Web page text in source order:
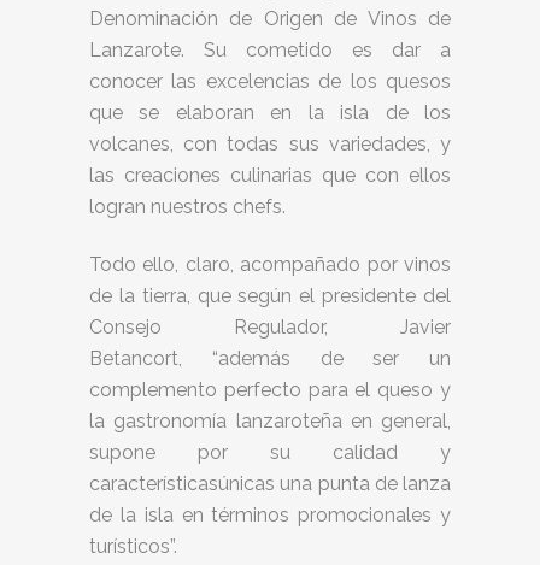
Denominación de Origen de Vinos de
Lanzarote. Su cometido es dar a
conocer las excelencias de los quesos
que se elaboran en la isla de los
volcanes, con todas sus variedades, y
las creaciones culinarias que con ellos
logran nuestros chefs.
Todo ello, claro, acompañado por vinos
de la tierra, que según el presidente del
Consejo Regulador, Javier
Betancort, “además de ser un
complemento perfecto para el queso y
la gastronomía lanzaroteña en general,
supone por su calidad y
característicasúnicas una punta de lanza
de la isla en términos promocionales y
turísticos”.